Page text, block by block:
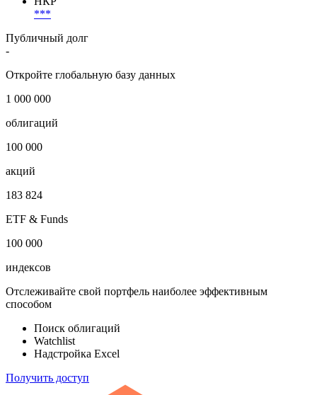
***/***
-
Откройте глобальную базу данных
1 000 000
облигаций
100 000
акций
183 824
ETF & Funds
100 000
Отслеживайте свой портфель наиболее эффективным
способом
Поиск облигаций